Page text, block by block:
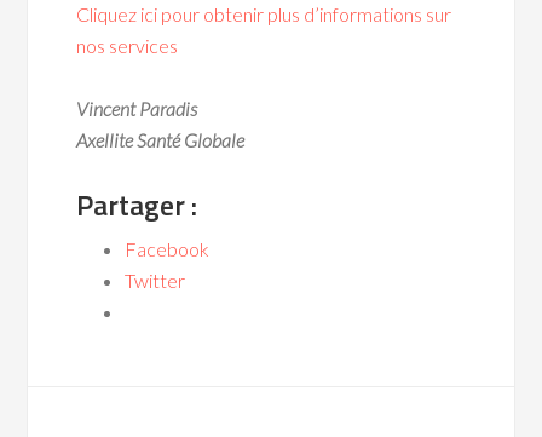
Cliquez ici pour obtenir plus d’informations sur
nos services
Vincent Paradis
Axellite Santé Globale
Partager :
Facebook
Twitter